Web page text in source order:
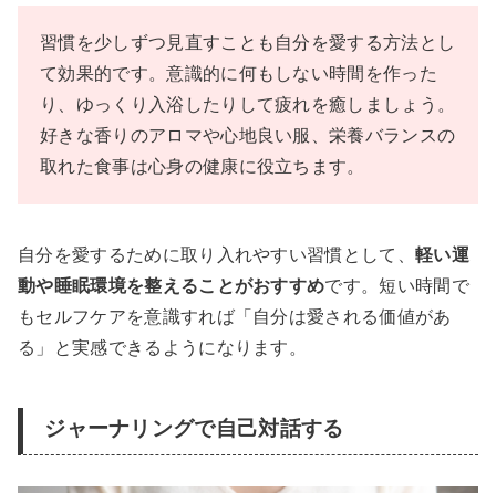
習慣を少しずつ見直すことも自分を愛する方法とし
て効果的です。意識的に何もしない時間を作った
り、ゆっくり入浴したりして疲れを癒しましょう。
好きな香りのアロマや心地良い服、栄養バランスの
取れた食事は心身の健康に役立ちます。
自分を愛するために取り入れやすい習慣として、軽い運
動や睡眠環境を整えることがおすすめです。短い時間で
もセルフケアを意識すれば「自分は愛される価値があ
る」と実感できるようになります。
ジャーナリングで自己対話する